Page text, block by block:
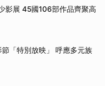
影展 45國106部作品齊聚高
「特別放映」 呼應多元族